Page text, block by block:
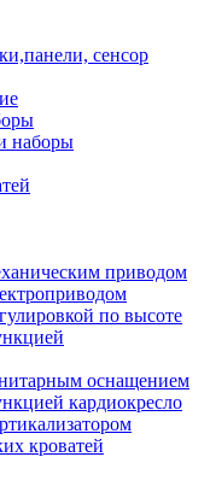
сенсор
наборы
приводом
по высоте
оснащением
кардиокресло
кроватей